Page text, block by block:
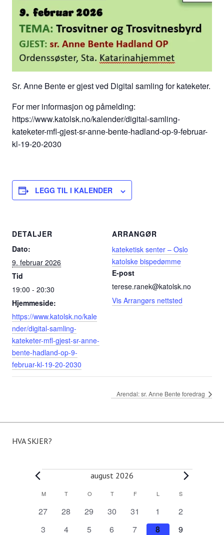
Sr. Anne Bente er gjest ved Digital samling for kateketer.
For mer informasjon og påmelding:
https://www.katolsk.no/kalender/digital-samling-
kateketer-mfl-gjest-sr-anne-bente-hadland-op-9-februar-
kl-19-20-2030
LEGG TIL I KALENDER
DETALJER
Dato:
9. februar 2026
Tid
19:00 - 20:30
Hjemmeside:
https://www.katolsk.no/kale
nder/digital-samling-
kateketer-mfl-gjest-sr-anne-
bente-hadland-op-9-
februar-kl-19-20-2030
ARRANGØR
kateketisk senter – Oslo
katolske bispedømme
E-post
terese.ranek@katolsk.no
Vis Arrangørs nettsted
Arendal: sr. Anne Bente foredrag
HVA SKJER?
Arrangementer
august 2026
M MANDAG
TTIRSDAG
O ONSDAG
TTORSDAG
FFREDAG
LLØRDAG
S
0
27
0
28
0
29
0
30
0
31
0
a
1
0
2
0
3 0
4 0
5 0
6 0
7 0
8 0
9